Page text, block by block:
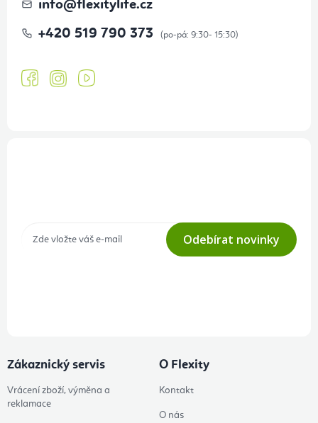
info@flexitylife.cz
+420 519 790 373
Odebírat novinky
Zákaznický servis
Vrácení zboží, výměna a
reklamace
O Flexity
Kontakt
O nás